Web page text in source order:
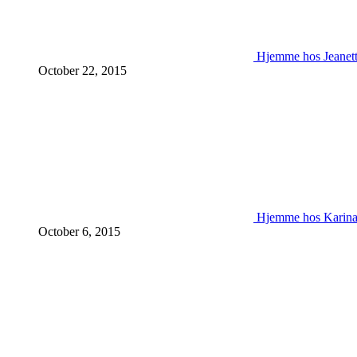
Hjemme hos
October 22, 2015
Hjemme hos Karina
October 6, 2015